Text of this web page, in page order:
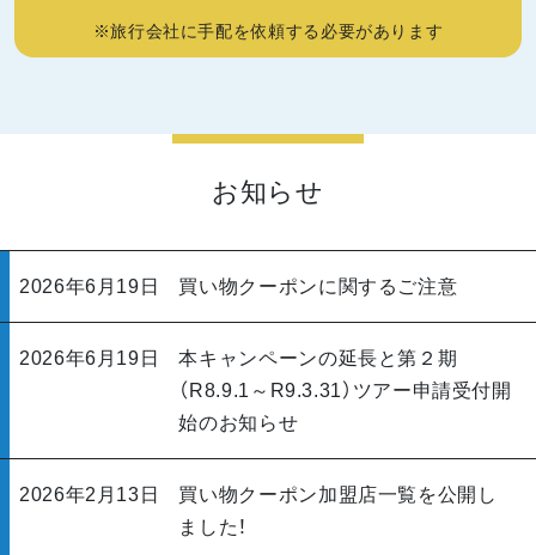
※旅行会社に手配を依頼する必要があります
お知らせ
2026年6月19日 買い物クーポンに関するご注意
2026年6月19日
本キャンペーンの延長と第２期
（R8.9.1～R9.3.31）ツアー申請受付開
始のお知らせ
2026年2月13日
買い物クーポン加盟店一覧を公開し
ました！